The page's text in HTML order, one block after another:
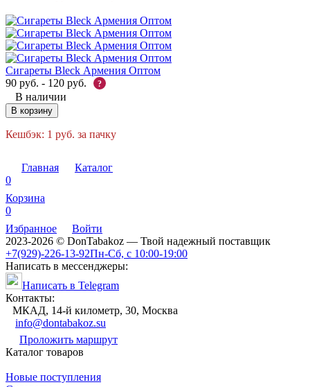
Сигареты Bleck Армения Оптом
90 руб. - 120 руб. ?
В наличии
В корзину
Кешбэк: 1 руб. за пачку
Главная
Каталог
0
Корзина
0
Избранное
Войти
2023-2026 © DonTabakoz — Твой надежный поставщик
+7(929)-226-13-92Пн-Сб, с 10:00-19:00
Написать в мессенджеры:
Написать в Telegram
Контакты:
МКАД, 14-й километр, 30, Москва
info@dontabakoz.su
Проложить маршрут
Каталог товаров
Новые поступления